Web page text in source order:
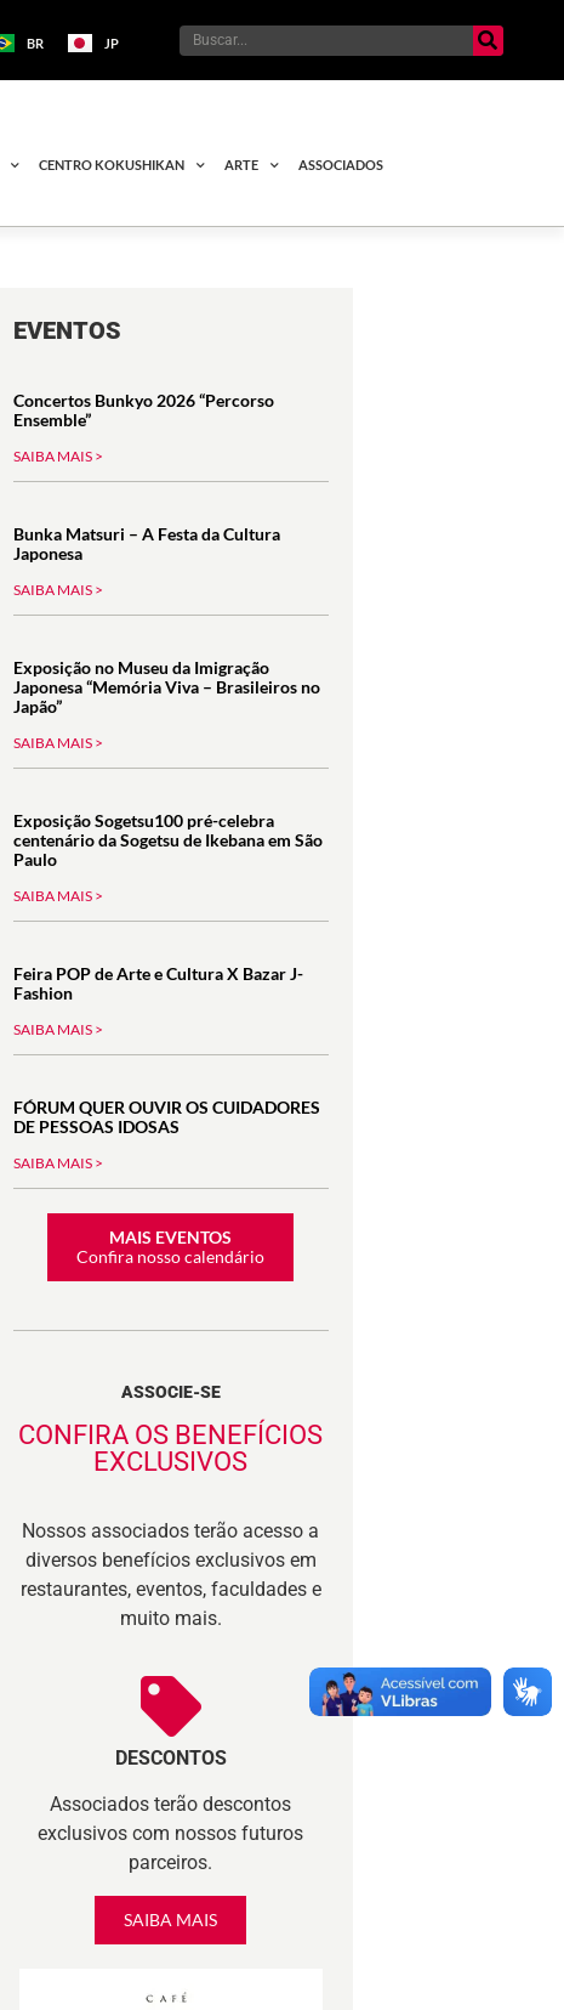
BR JP
CENTRO KOKUSHIKAN ARTE ASSOCIADOS
EVENTOS
Concertos Bunkyo 2026 “Percorso
Ensemble”
SAIBA MAIS >
Bunka Matsuri – A Festa da Cultura
Japonesa
SAIBA MAIS >
Exposição no Museu da Imigração
Japonesa “Memória Viva – Brasileiros no
Japão”
SAIBA MAIS >
Exposição Sogetsu100 pré-celebra
centenário da Sogetsu de Ikebana em São
Paulo
SAIBA MAIS >
Feira POP de Arte e Cultura X Bazar J-
Fashion
SAIBA MAIS >
FÓRUM QUER OUVIR OS CUIDADORES
DE PESSOAS IDOSAS
SAIBA MAIS >
MAIS EVENTOS
Confira nosso calendário
ASSOCIE-SE
CONFIRA OS BENEFÍCIOS
EXCLUSIVOS
Nossos associados terão acesso a
diversos benefícios exclusivos em
restaurantes, eventos, faculdades e
muito mais.
DESCONTOS
Associados terão descontos
exclusivos com nossos futuros
parceiros.
SAIBA MAIS